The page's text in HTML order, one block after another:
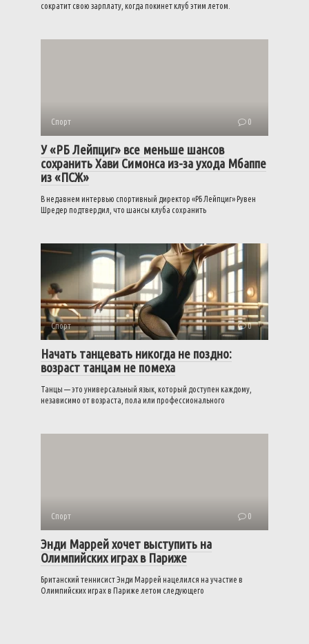
сократит свою зарплату, когда покинет клуб этим летом.
Спорт 0
У «РБ Лейпциг» все меньше шансов
сохранить Хави Симонса из-за ухода Мбаппе
из «ПСЖ»
В недавнем интервью спортивный директор «РБ Лейпциг» Рувен
Шредер подтвердил, что шансы клуба сохранить
Спорт 0
Начать танцевать никогда не поздно:
возраст танцам не помеха
Танцы — это универсальный язык, который доступен каждому,
независимо от возраста, пола или профессионального
Спорт 0
Энди Маррей хочет выступить на
Олимпийских играх в Париже
Британский теннисист Энди Маррей нацелился на участие в
Олимпийских играх в Париже летом следующего